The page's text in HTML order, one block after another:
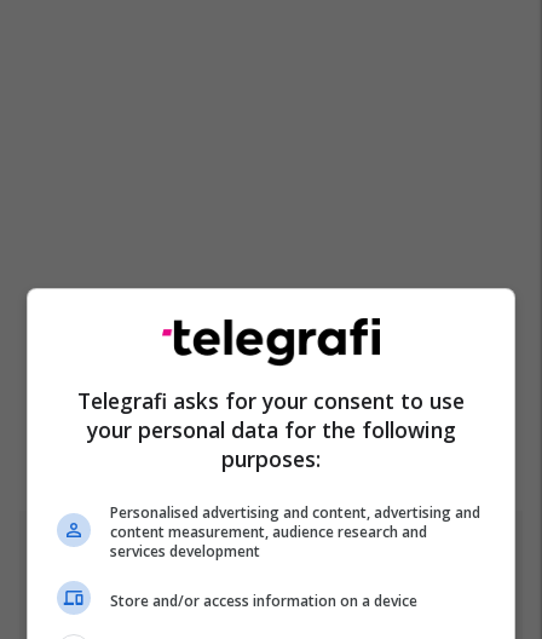
Top 5
Kosova nën alarmin e kuq
Telegrafi asks for your consent to use
your personal data for the following
purposes:
Personalised advertising and content, advertising and
content measurement, audience research and
services development
Store and/or access information on a device